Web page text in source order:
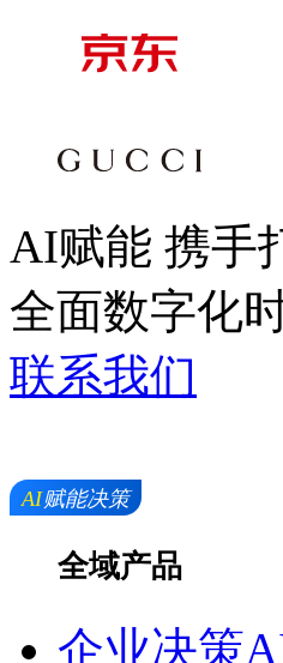
AI赋能 携手
全面数字化
联系我们
全域产品
企业决策